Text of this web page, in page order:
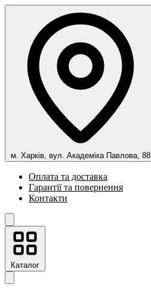
м. Харків, вул. Академіка Павлова, 88
Оплата та доставка
Гарантії та повернення
Контакти
Каталог